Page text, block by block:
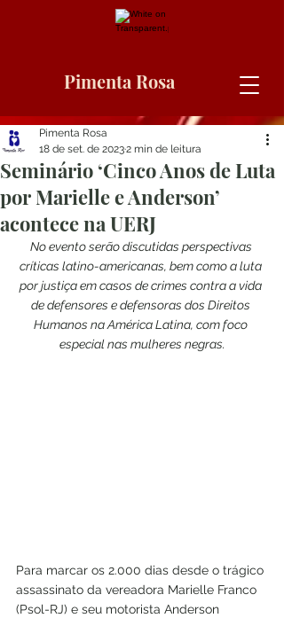
Pimenta Rosa
Seminário ‘Cinco Anos de Luta
por Marielle e Anderson’
acontece na UERJ
Pimenta Rosa
18 de set. de 20232 min de leitura
No evento serão discutidas perspectivas
críticas latino-americanas, bem como a luta
por justiça em casos de crimes contra a vida
de defensores e defensoras dos Direitos
Humanos na América Latina, com foco
especial nas mulheres negras.
Para marcar os 2.000 dias desde o trágico
assassinato da vereadora Marielle Franco
(Psol-RJ) e seu motorista Anderson